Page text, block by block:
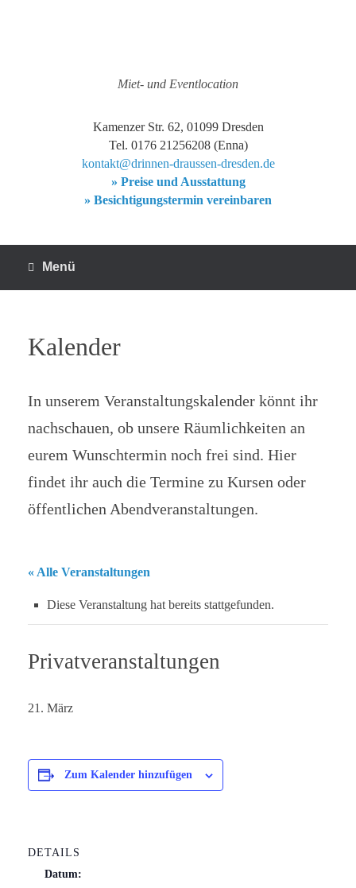
Miet- und Eventlocation
Kamenzer Str. 62, 01099 Dresden
Tel. 0176 21256208 (Enna)
kontakt@drinnen-draussen-dresden.de
» Preise und Ausstattung
» Besichtigungstermin vereinbaren
Menü
Kalender
In unserem Veranstaltungskalender könnt ihr
nachschauen, ob unsere Räumlichkeiten an
eurem Wunschtermin noch frei sind. Hier
findet ihr auch die Termine zu Kursen oder
öffentlichen Abendveranstaltungen.
« Alle Veranstaltungen
Diese Veranstaltung hat bereits stattgefunden.
Privatveranstaltungen
21. März
Zum Kalender hinzufügen
DETAILS
Datum: